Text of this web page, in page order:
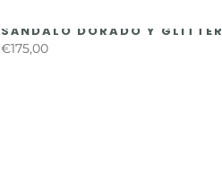
SÁNDALO DORADO Y GLITTER
€175,00